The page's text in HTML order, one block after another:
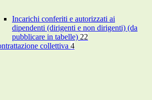
Incarichi conferiti e autorizzati ai
dipendenti (dirigenti e non dirigenti) (da
pubblicare in tabelle) 22
collettiva 4